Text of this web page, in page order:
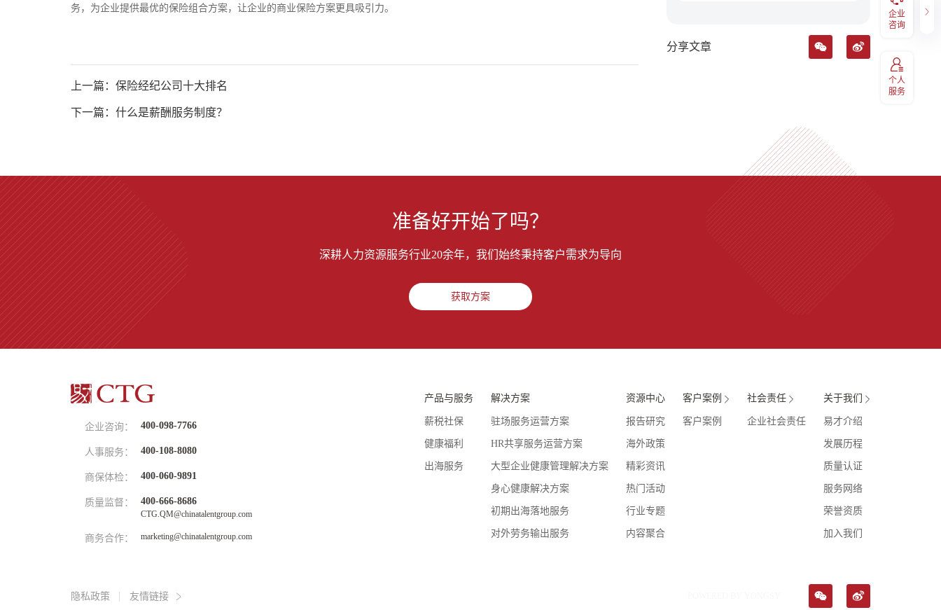
务，为企业提供最优的保险组合方案，让企业的商业保险方案更具吸引力。
上一篇：保险经纪公司十大排名
下一篇：什么是薪酬服务制度？
分享文章
准备好开始了吗？
深耕人力资源服务行业20余年，我们始终秉持客户需求为导向
获取方案
企业咨询： 400-098-7766
人事服务： 400-108-8080
商保体检： 400-060-9891
质量监督： 400-666-8686
CTG.QM@chinatalentgroup.com
商务合作： marketing@chinatalentgroup.com
产品与服务
薪税社保
健康福利
出海服务
解决方案
驻场服务运营方案
HR共享服务运营方案
大型企业健康管理解决方案
身心健康解决方案
初期出海落地服务
对外劳务输出服务
资源中心
报告研究
海外政策
精彩资讯
热门活动
行业专题
内容聚合
客户案例
客户案例
社会责任
企业社会责任
关于我们
易才介绍
发展历程
质量认证
服务网络
荣誉资质
加入我们
隐私政策 友情链接
企业
咨询
个人
服务
服务热线
400-060-9891